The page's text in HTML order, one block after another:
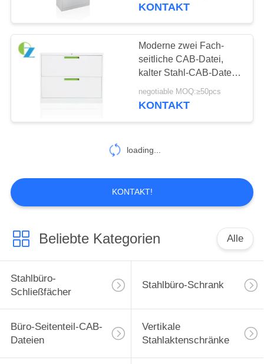
KONTAKT
Moderne zwei Fach-
seitliche CAB-Datei,
kalter Stahl-CAB-Datei-
Weiß-Farbe
negotiable MOQ:≥50pcs
KONTAKT
loading...
KONTAKT!
Beliebte Kategorien Alle
Stahlbüro-
Schließfächer
Stahlbüro-Schrank
Büro-Seitenteil-CAB-
Dateien
Vertikale
Stahlaktenschränke